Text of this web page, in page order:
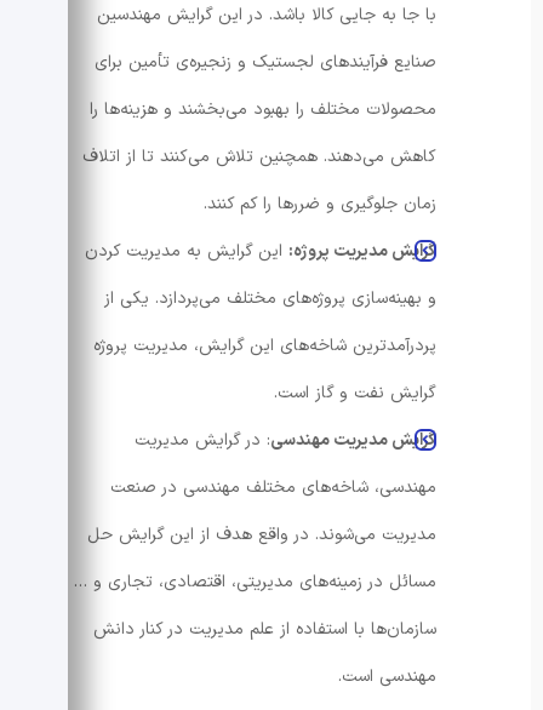
با جا به جایی کالا باشد. در این گرایش مهندسین
صنایع فرآیندهای لجستیک و زنجیره‌ی تأمین برای
محصولات مختلف را بهبود می‌بخشند و هزینه‌ها را
کاهش می‌دهند. همچنین تلاش می‌کنند تا از اتلاف
زمان جلوگیری و ضررها را کم کنند.
گرایش مدیریت پروژه: این گرایش به مدیریت کردن
و بهینه‌سازی پروژه‌های مختلف می‌پردازد. یکی از
پردرآمدترین شاخه‌های این گرایش، مدیریت پروژه
گرایش نفت و گاز است.
گرایش مدیریت مهندسی: در گرایش مدیریت
مهندسی، شاخه‌های مختلف مهندسی در صنعت
مدیریت می‌شوند. در واقع هدف از این گرایش حل
مسائل در زمینه‌های مدیریتی، اقتصادی، تجاری و …
سازمان‌ها با استفاده از علم مدیریت در کنار دانش
مهندسی است.